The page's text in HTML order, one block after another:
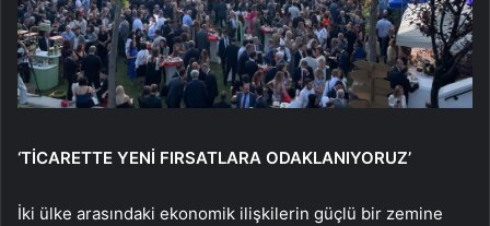
‘TİCARETTE YENİ FIRSATLARA ODAKLANIYORUZ’
İki ülke arasındaki ekonomik ilişkilerin güçlü bir zemine